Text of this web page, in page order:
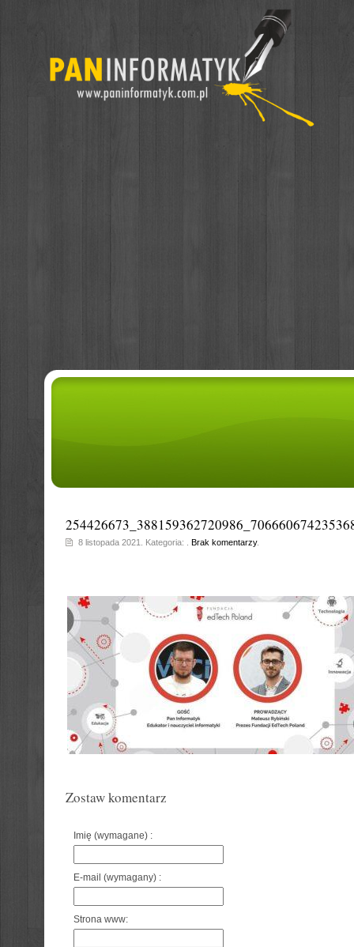
8 listopada 2021. Kategoria: . Brak komentarzy.
Zostaw komentarz
Imię (wymagane) :
E-mail (wymagany) :
Strona www: